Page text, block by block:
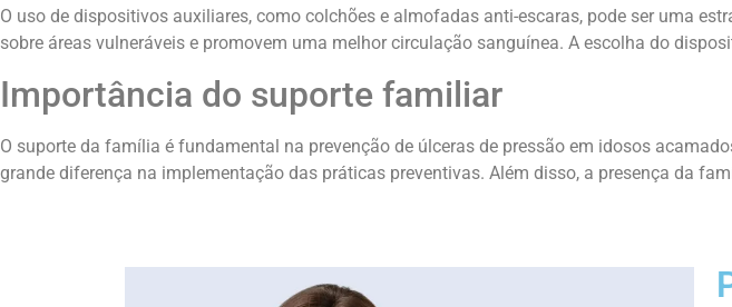
O uso de dispositivos auxiliares, como colchões e almofadas anti-escaras, pode ser uma
sobre áreas vulneráveis e promovem uma melhor circulação sanguínea. A escolha do
Importância do suporte familiar
O suporte da família é fundamental na prevenção de úlceras de pressão em idosos
grande diferença na implementação das práticas preventivas. Além disso, a presença da